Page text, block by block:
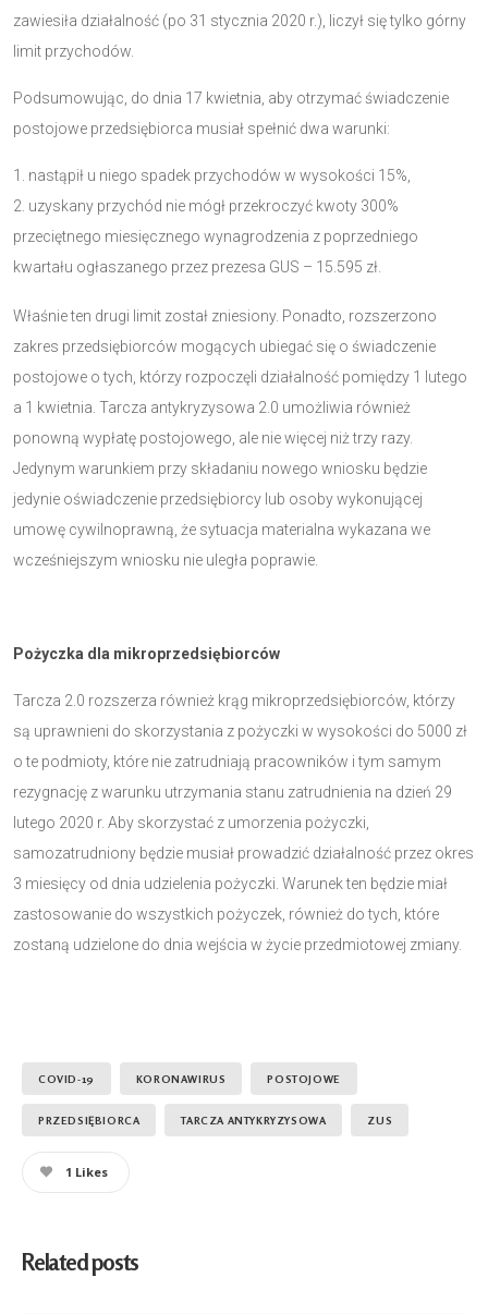
zawiesiła działalność (po 31 stycznia 2020 r.), liczył się tylko górny
limit przychodów.
Podsumowując, do dnia 17 kwietnia, aby otrzymać świadczenie
postojowe przedsiębiorca musiał spełnić dwa warunki:
nastąpił u niego spadek przychodów w wysokości 15%,
uzyskany przychód nie mógł przekroczyć kwoty 300%
przeciętnego miesięcznego wynagrodzenia z poprzedniego
kwartału ogłaszanego przez prezesa GUS – 15.595 zł.
Właśnie ten drugi limit został zniesiony. Ponadto, rozszerzono
zakres przedsiębiorców mogących ubiegać się o świadczenie
postojowe o tych, którzy rozpoczęli działalność pomiędzy 1 lutego
a 1 kwietnia. Tarcza antykryzysowa 2.0 umożliwia również
ponowną wypłatę postojowego, ale nie więcej niż trzy razy.
Jedynym warunkiem przy składaniu nowego wniosku będzie
jedynie oświadczenie przedsiębiorcy lub osoby wykonującej
umowę cywilnoprawną, że sytuacja materialna wykazana we
wcześniejszym wniosku nie uległa poprawie.
Pożyczka dla mikroprzedsiębiorców
Tarcza 2.0 rozszerza również krąg mikroprzedsiębiorców, którzy
są uprawnieni do skorzystania z pożyczki w wysokości do 5000 zł
o te podmioty, które nie zatrudniają pracowników i tym samym
rezygnację z warunku utrzymania stanu zatrudnienia na dzień 29
lutego 2020 r. Aby skorzystać z umorzenia pożyczki,
samozatrudniony będzie musiał prowadzić działalność przez okres
3 miesięcy od dnia udzielenia pożyczki. Warunek ten będzie miał
zastosowanie do wszystkich pożyczek, również do tych, które
zostaną udzielone do dnia wejścia w życie przedmiotowej zmiany.
COVID-19 KORONAWIRUS POSTOJOWE
PRZEDSIĘBIORCA TARCZA ANTYKRYZYSOWA ZUS
1 Likes
Related posts